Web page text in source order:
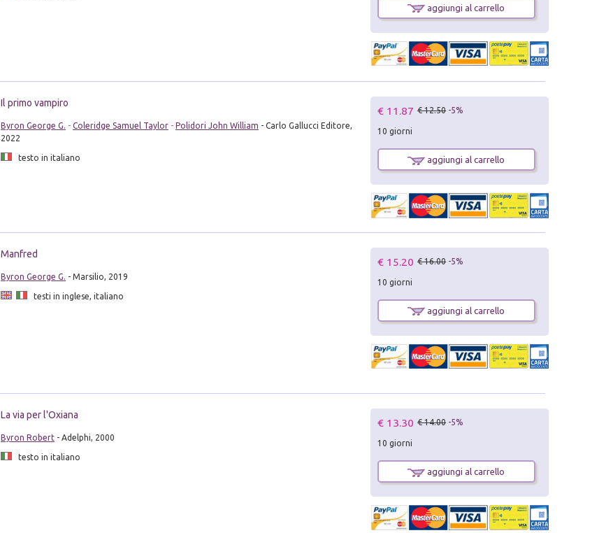
aggiungi al carrello
Il primo vampiro
Byron George G. - Coleridge Samuel Taylor- Polidori John William - Carlo Gallucci Editore,
2022
testo in italiano
€ 11.87 € 12.50 -5%
10 giorni
aggiungi al carrello
Manfred
Byron George G. - Marsilio, 2019
testi in inglese, italiano
€ 15.20 € 16.00 -5%
10 giorni
aggiungi al carrello
La via per l'Oxiana
Byron Robert- Adelphi, 2000
testo in italiano
€ 13.30 € 14.00 -5%
10 giorni
aggiungi al carrello